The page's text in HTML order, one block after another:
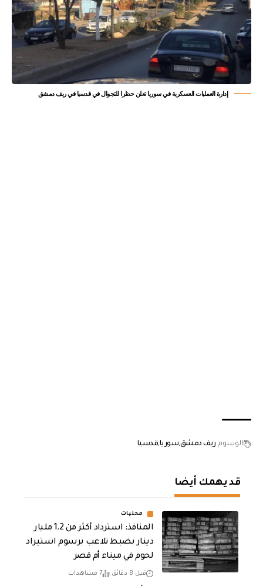
إدارة العمليات العسكرية في سوريا تعلن حظرا للتجوال في قدسيا في ريف دمشق
الوسوم ريف دمشقسورياقدسيا
قد يهمك أيضا
محليات
المنافذ: استرداد أكثر من 1.2 مليار
دينار بضبط تلاعب برسوم استيراد
لحوم في ميناء أم قصر
قبل 8 دقائق 7 مشاهدات